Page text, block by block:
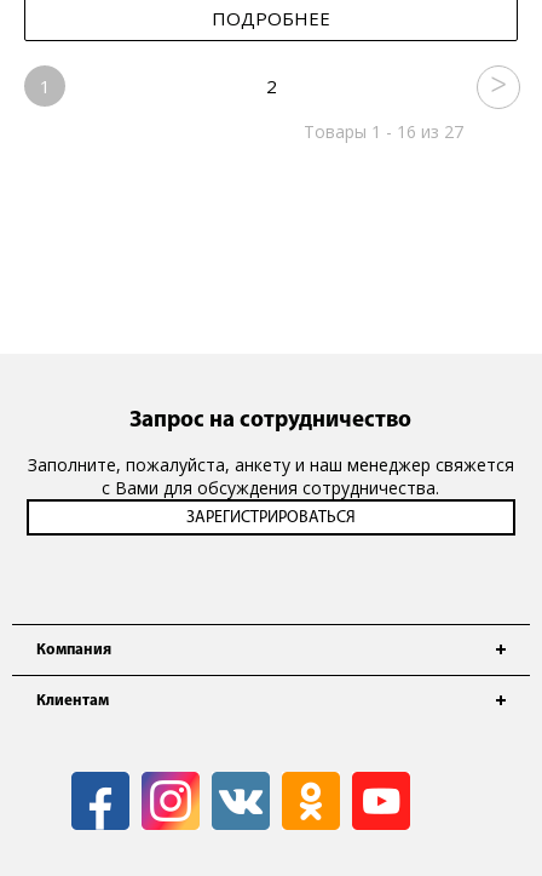
ПОДРОБНЕЕ
1 2
Товары 1 - 16 из 27
Компания
Клиентам
Запрос на сотрудничество
Заполните, пожалуйста, анкету и наш менеджер свяжется
с Вами для обсуждения сотрудничества.